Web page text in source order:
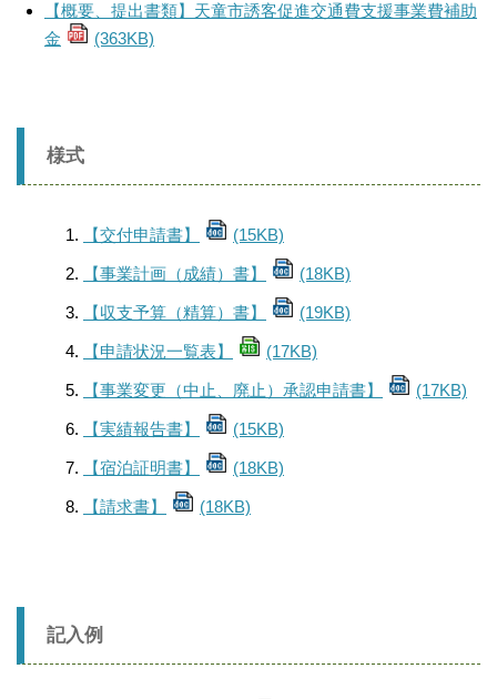
【概要、提出書類】天童市誘客促進交通費支援事業費補助
金
(363KB)
様式
【交付申請書】 (15KB)
【事業計画（成績）書】 (18KB)
【収支予算（精算）書】 (19KB)
【申請状況一覧表】 (17KB)
【事業変更（中止、廃止）承認申請書】 (17KB)
【実績報告書】 (15KB)
【宿泊証明書】 (18KB)
【請求書】 (18KB)
記入例